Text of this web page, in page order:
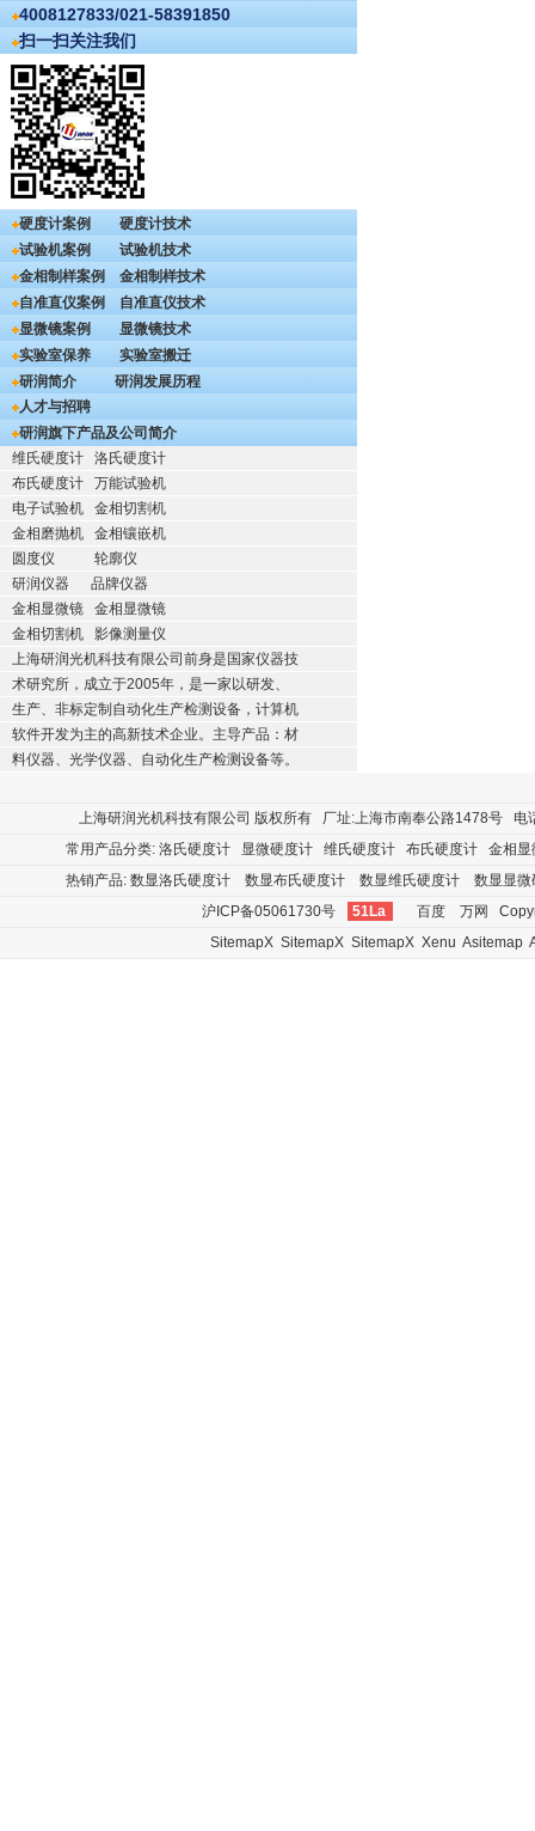
4008127833/021-58391850
扫一扫关注我们
硬度计案例
硬度计技术
试验机案例
试验机技术
金相制样案例
金相制样技术
自准直仪案例
自准直仪技术
显微镜案例
显微镜技术
实验室保养
实验室搬迁
研润简介
研润发展历程
人才与招聘
研润旗下产品及公司简介
维氏硬度计
洛氏硬度计
布氏硬度计
万能试验机
电子试验机
金相切割机
金相磨抛机
金相镶嵌机
圆度仪
轮廓仪
研润仪器
品牌仪器
金相显微镜
金相显微镜
金相切割机
影像测量仪
上海研润光机科技有限公司前身是国家仪器技
术研究所，成立于2005年，是一家以研发、
生产、非标定制自动化生产检测设备，计算机
软件开发为主的高新技术企业。主导产品：材
料仪器、光学仪器、自动化生产检测设备等。
上海研润光机科技有限公司 版权所有 厂址:上海市南奉公路1478号
常用产品分类: 洛氏硬度计 显微硬度计 维氏硬度计 布氏硬度计
金相显
热销产品: 数显洛氏硬度计 数显布氏硬度计 数显维氏硬度计
数显显微
沪ICP备05061730号
51La 百度 万网
SitemapX SitemapX SitemapX Xenu Asitemap